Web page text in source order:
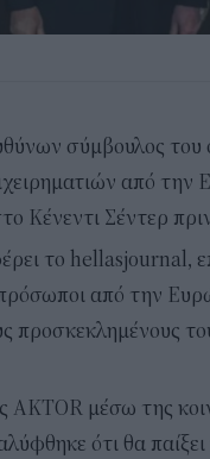
σύμβουλος του
από την
Κένεντι Σέντερ
το hellasjournal,
από την
προσκεκλημένους
AKTOR μέσω της
ότι θα παίξει